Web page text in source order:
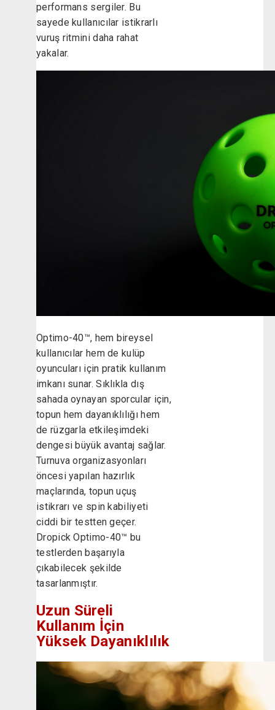
performans sergiler. Bu
sayede kullanıcılar istikrarlı
vuruş ritmini daha rahat
yakalar.
Optimo-40™, hem bireysel
kullanıcılar hem de kulüp
oyuncuları için pratik kullanım
imkanı sunar. Sıklıkla dış
sahada oynayan sporcular için,
topun hem dayanıklılığı hem
de rüzgarla etkileşimdeki
dengesi büyük avantaj sağlar.
Turnuva organizasyonları
öncesi yapılan hazırlık
maçlarında, topun uçuş
istikrarı ve spin kabiliyeti
ciddi bir testten geçer.
Dropick Optimo-40™ bu
testlerden başarıyla
çıkabilecek şekilde
tasarlanmıştır.
Uzun Süreli
Kullanım İçin
Yüksek Dayanıklılık